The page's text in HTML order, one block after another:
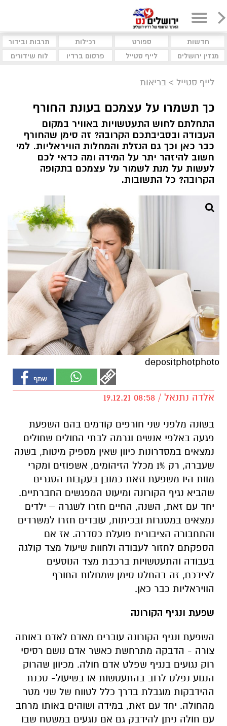
חדשות ספורט רכילות
תרבות ובידור
מגזין ירושלים
לייף סטייל פרסום ברדיו לוח שידורים
לייף סטייל > בריאות
כך תשמרו על עצמכם בעונת החורף
התחלתם לחוש התעטשויות באוויר במקום
העבודה ובסביבתכם הקרובה? זה סימן שהחורף
כבר כאן וכך גם הנזלת והמחלות הוויראליות. למי
חשוב להיזהר יתר על המידה ומה כדאי לכם
לעשות על מנת לשמור על עצמכם בתקופה
הקרובה? כל התשובות.
depositphotphoto
אלדה נתנאל / 08:58 19.12.21
בשונה מלפני שני חורפים קודמים בהם השפעת
פגעה באלפי אנשים וגרמה לבתי החולים שחולים
נמצאים במסדרונות כיוון שאין מספיק מיטות, בשנה
שעברה, רק 1% מכלל הזיהומים, אשפוזים ומקרי
מוות היו משפעת וזאת כמובן בעקבות הסגרים
שהביא נגיף הקורונה ומיעוט המפגשים החברתיים.
יחד עם זאת, השנה, החיים חזרו לשגרה – ילדים
נמצאים במסגרות ובכיתות, עובדים חזרו למשרדים
והתחבורה הציבורית פועלת כסדרה. אז אם
הספקתם לחזור לעבודה ולחוות שיעול מצד קולגה
בעבודה והתעטשויות ברכבת מצד הנוסעים
לצידכם, זה בהחלט סימן שמחלות החורף
הוויראליות כבר כאן.
שפעת ונגיף הקורונה
השפעת ונגיף הקורונה עוברים מאדם לאדם באותה
צורה - הדבקה מתרחשת כאשר אדם נושם רסיסי
רוק נגועים בנגיף שפלט אדם חולה. מכיוון שהרוק
הנגוע נפלט לרוב בהתעטשות או בשיעול- סכנת
ההידבקות מוגבלת בדרך כלל לטווח של שני מטר
מהחולה. יחד עם זאת, במידה ושוהים באותו מרחב
עם חולה ניתן להידבק גם אם נוגעים במשטח שבו